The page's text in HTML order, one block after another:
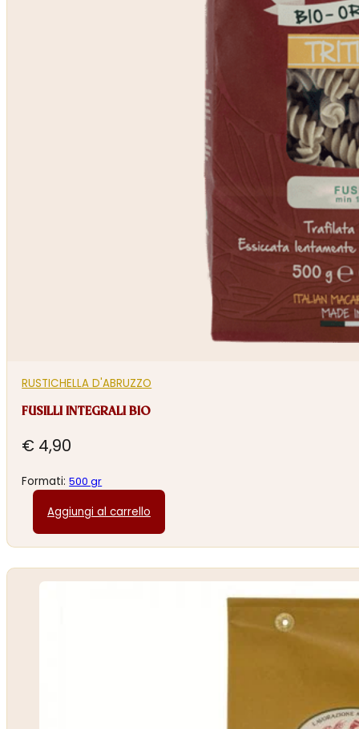
RUSTICHELLA D'ABRUZZO
FUSILLI INTEGRALI BIO
€ 4,90
Formati:500 gr
Aggiungi al carrello